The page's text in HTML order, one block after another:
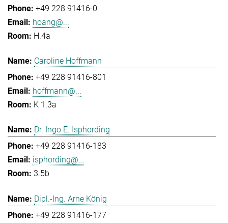
+49 228 91416-0
hoang@...
H.4a
Caroline Hoffmann
+49 228 91416-801
hoffmann@...
K 1.3a
Dr. Ingo E. Isphording
+49 228 91416-183
isphording@...
3.5b
Dipl.-Ing. Arne König
+49 228 91416-177